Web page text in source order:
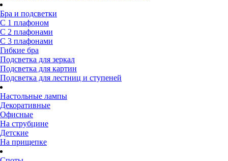
Бра и подсветки
С 1 плафоном
С 2 плафонами
С 3 плафонами
Гибкие бра
Подсветка для зеркал
Подсветка для картин
Подсветка для лестниц и ступеней
Настольные лампы
Декоративные
Офисные
На струбцине
Детские
На прищепке